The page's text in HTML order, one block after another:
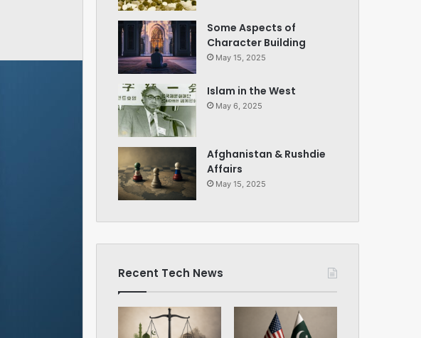
Some Aspects of
Character Building
May 15, 2025
Islam in the West
May 6, 2025
Afghanistan & Rushdie
Affairs
May 15, 2025
Recent Tech News